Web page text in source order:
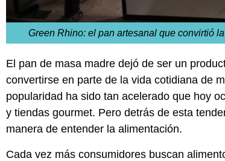
Green Rhino: el pan artesanal que convirtió
El pan de masa madre dejó de ser un
convertirse en parte de la vida cotidiana de
popularidad ha sido tan acelerado que hoy
y tiendas gourmet. Pero detrás de esta
manera de entender la alimentación.
Cada vez más consumidores buscan